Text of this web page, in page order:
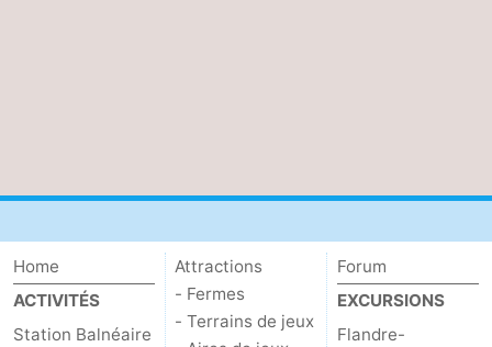
Home
ACTIVITÉS
Station Balnéaire
Attractions
- Fermes
- Terrains de jeux
Forum
EXCURSIONS
Flandre-